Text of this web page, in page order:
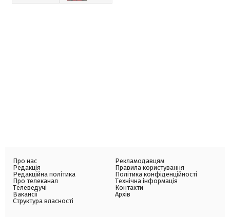
Про нас
Редакція
Редакційна політика
Про телеканал
Телеведучі
Вакансії
Структура власності
Рекламодавцям
Правила користування
Політика конфіденційності
Технічна інформація
Контакти
Архів